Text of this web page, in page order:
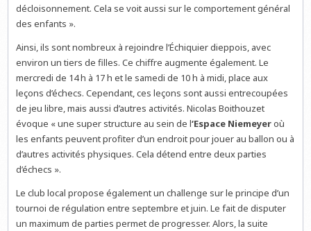
décloisonnement. Cela se voit aussi sur le comportement général
des enfants ».
Ainsi, ils sont nombreux à rejoindre l’Échiquier dieppois, avec
environ un tiers de filles. Ce chiffre augmente également. Le
mercredi de 14 h à 17 h et le samedi de 10 h à midi, place aux
leçons d’échecs. Cependant, ces leçons sont aussi entrecoupées
de jeu libre, mais aussi d’autres activités. Nicolas Boithouzet
évoque « une super structure au sein de l‘Espace Niemeyeroù
les enfants peuvent profiter d’un endroit pour jouer au ballon ou à
d’autres activités physiques. Cela détend entre deux parties
d’échecs ».
Le club local propose également un challenge sur le principe d’un
tournoi de régulation entre septembre et juin. Le fait de disputer
un maximum de parties permet de progresser. Alors, la suite